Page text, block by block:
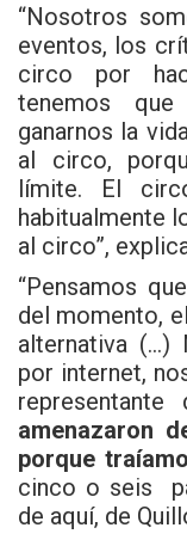
“Nosotros
eventos, los
circo por
tenemos
ganarnos la
al circo,
límite. El
habitualmente
al circo”,
“Pensamos
del momento,
alternativa (…)
por internet,
amenazaron
porque
cinco o seis
de aquí, de